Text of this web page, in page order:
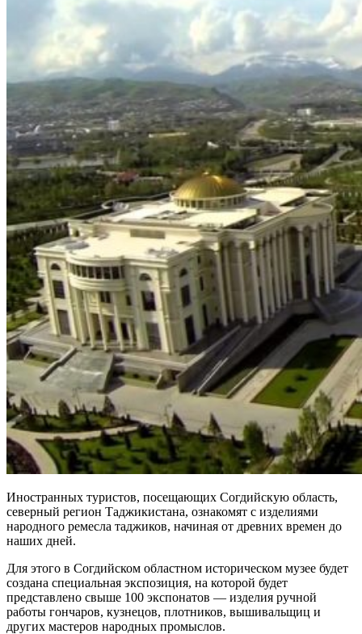
Иностранных туристов, посещающих Согдийскую область,
северный регион Таджикистана, ознакомят с изделиями
народного ремесла таджиков, начиная от древних времен до
наших дней.
Для этого в Согдийском областном историческом музее будет
создана специальная экспозиция, на которой будет
представлено свыше 100 экспонатов — изделия ручной
работы гончаров, кузнецов, плотников, вышивальщиц и
других мастеров народных промыслов.